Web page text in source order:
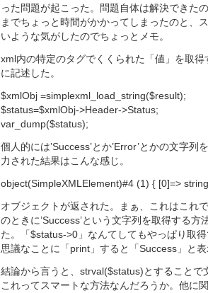
った問題が起こった。問題自体は解決できた
までちょっと時間がかかってしまったのと、
いような気がしたのでちょっとメモ。
xml内の特定のタグでくくられた「値」を取
に記述した。
$xmlObj =simplexml_load_string($result);
$status=$xmlObj->Header->Status;
var_dump($status);
個人的には’Success’とか’Error’とかの文字列
力された結果はこんな感じ。
object(SimpleXMLElement)#4 (1) { [0]=>
オブジェクトが返された。まぁ、これはこれ
のときに’Success’という文字列を取得する方
た。「$status->0」なんてしてもやっぱり取
思議なことに「print」すると「Success」と
結論から言うと、strval($status)とすることで
これってスマートな方法なんだろうか。他に